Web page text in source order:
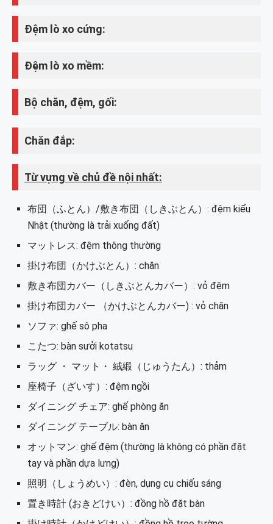
Đệm lò xo cứng:
Đệm lò xo mềm:
Bộ chăn, đệm, gối:
Chăn đắp:
Từ vựng về chủ đề nội nhất:
布団（ふとん）/敷き布団（しきぶとん）: đệm kiểu
Nhật (thường là trải xuống đất)
マットレス: đệm thông thường
掛け布団（かけぶとん）: chăn
敷き布団カバー（しきぶとんカバー）: vỏ đệm
掛け布団カバー （かけぶとんカバー) : vỏ chăn
ソファ: ghế sô pha
こたつ: bàn sưởi kotatsu
ラッグ ・ マット・ 絨緞（じゅうたん）: thảm
座椅子（ざいす）: đệm ngồi
ダイニング チェア: ghế phòng ăn
ダイニング テーブル: bàn ăn
オットマン: ghế đệm (thường là không có phần đặt
tay và phần dựa lưng)
照明（しょうめい）: đèn, dụng cụ chiếu sáng
置き時計 (おきどけい）: đồng hồ đặt bàn